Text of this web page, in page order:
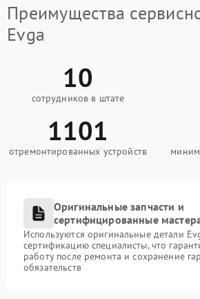
Преимущества
Evga
10
сотрудников в штате
1101
отремонтированных устройств
Оригинальные запчасти и
сертифицированные
Используются оригинальные детали
сертификацию специалисты, что
работу после ремонта и сохранение
обязательств